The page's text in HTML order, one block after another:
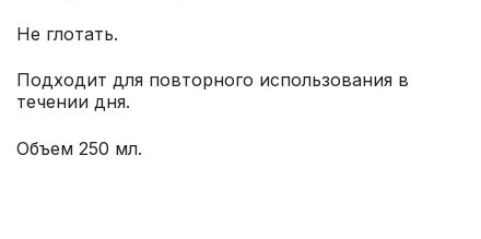
Не глотать.
Подходит для повторного использования в
течении дня.
Объем 250 мл.